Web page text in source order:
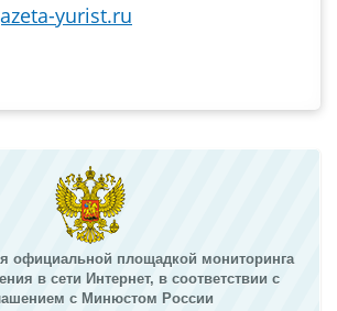
yurist.ru
официальной площадкой мониторинга
в сети Интернет, в соответствии с
с Минюстом России